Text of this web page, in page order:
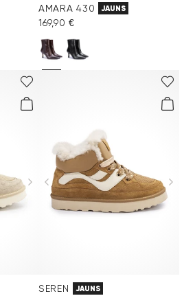
AMARA 430 JAUNS
169,90 €
SEREN JAUNS